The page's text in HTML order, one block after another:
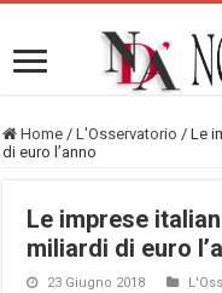
Home / L'Osservatorio / Le
di euro l’anno
Le imprese
miliardi di euro
23 Giugno 2018